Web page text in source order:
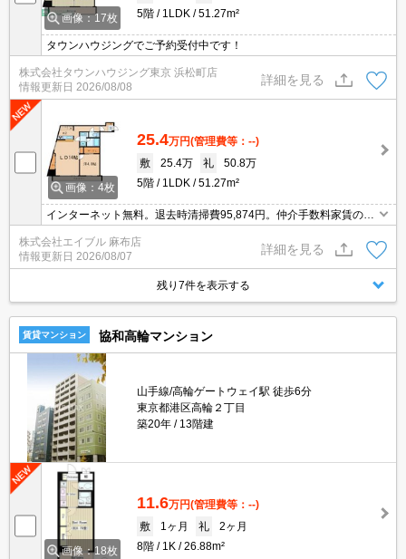
画像：17枚
5階
1LDK 51.27m²
タウンハウジングでご予約受付中です！
株式会社タウンハウジング東京 浜松町店
情報更新日 2026/08/08
詳細を見る
画像：4枚
25.4万円(管理費等：--)
敷
25.4万 礼
50.8万
5階
1LDK 51.27m²
インターネット無料。退去時清掃費95,874円。仲介手数料家賃の0.
55ヵ月分。エアコン洗浄代実費。1年未満の解約時、違約金1ヶ月分
発生。駐輪場登録料1,100円要。
株式会社エイブル 麻布店
情報更新日 2026/08/07
詳細を見る
残り7件を表示する
賃貸マンション 協和高輪マンション
山手線/高輪ゲートウェイ駅 徒歩6分
東京都港区高輪２丁目
築20年
13階建
画像：18枚
11.6万円(管理費等：--)
敷
1ヶ月 礼
2ヶ月
8階
1K 26.88m²